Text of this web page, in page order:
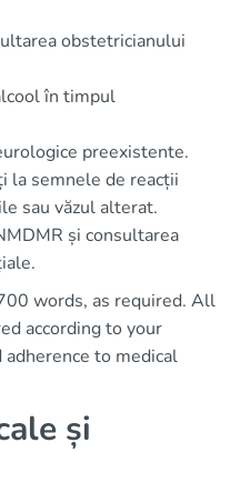
obstetricianului
în timpul
preexistente.
la semnele de reacții
sau văzul alterat.
și consultarea
words, as required. All
according to your
to medical
și